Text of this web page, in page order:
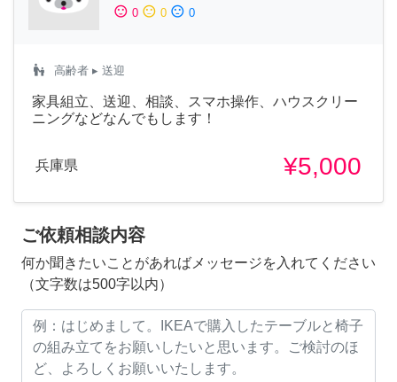
sentiment_satisfied 0 sentiment_neutral 0 sentiment_dissatisfied 0
escalator_warning 高齢者 ▸ 送迎
家具組立、送迎、相談、スマホ操作、ハウスクリー
ニングなどなんでもします！
兵庫県 ¥5,000
ご依頼相談内容
何か聞きたいことがあればメッセージを入れてください
（文字数は500字以内）